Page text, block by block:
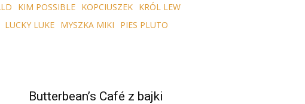
KIM POSSIBLE KOPCIUSZEK KRÓL LEW
LUCKY LUKE MYSZKA MIKI
PIES PLUTO
Butterbean’s Café z bajki